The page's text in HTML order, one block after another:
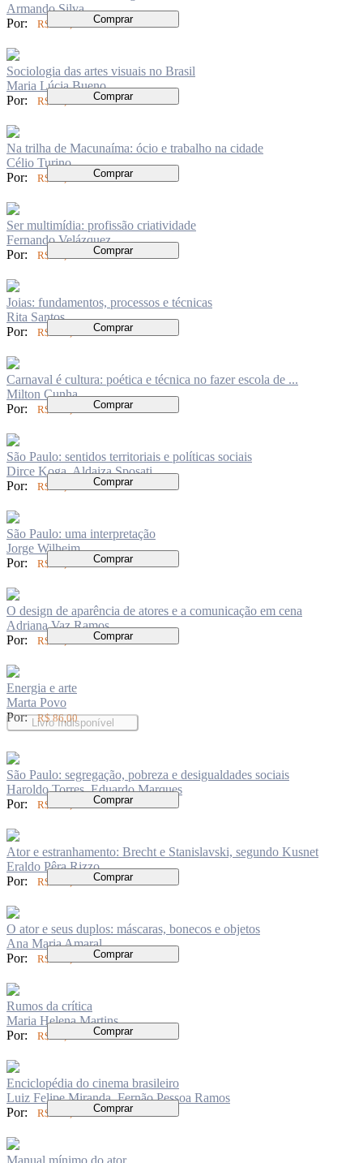
Armando Silva
Por:
R$ 148,00 Comprar
Sociologia das artes visuais no Brasil
Maria Lúcia Bueno
Por:
R$ 74,00 Comprar
Na trilha de Macunaíma: ócio e trabalho na cidade
Célio Turino
Por:
R$ 72,00 Comprar
Ser multimídia: profissão criatividade
Fernando Velázquez
Por:
R$ 58,00 Comprar
Joias: fundamentos, processos e técnicas
Rita Santos
Por:
R$ 140,00 Comprar
Carnaval é cultura: poética e técnica no fazer escola de ...
Milton Cunha
Por:
R$ 299,00 Comprar
São Paulo: sentidos territoriais e políticas sociais
Dirce Koga, Aldaiza Sposati
Por:
R$ 74,00 Comprar
São Paulo: uma interpretação
Jorge Wilheim
Por:
R$ 84,00 Comprar
O design de aparência de atores e a comunicação em cena
Adriana Vaz Ramos
Por:
R$ 84,00 Comprar
Energia e arte
Marta Povo
Por:
R$ 86,00
Livro Indisponível
São Paulo: segregação, pobreza e desigualdades sociais
Haroldo Torres, Eduardo Marques
Por:
R$ 104,00 Comprar
Ator e estranhamento: Brecht e Stanislavski, segundo Kusnet
Eraldo Pêra Rizzo
Por:
R$ 126,00 Comprar
O ator e seus duplos: máscaras, bonecos e objetos
Ana Maria Amaral
Por:
R$ 109,00 Comprar
Rumos da crítica
Maria Helena Martins
Por:
R$ 74,00 Comprar
Enciclopédia do cinema brasileiro
Luiz Felipe Miranda, Fernão Pessoa Ramos
Por:
R$ 567,00 Comprar